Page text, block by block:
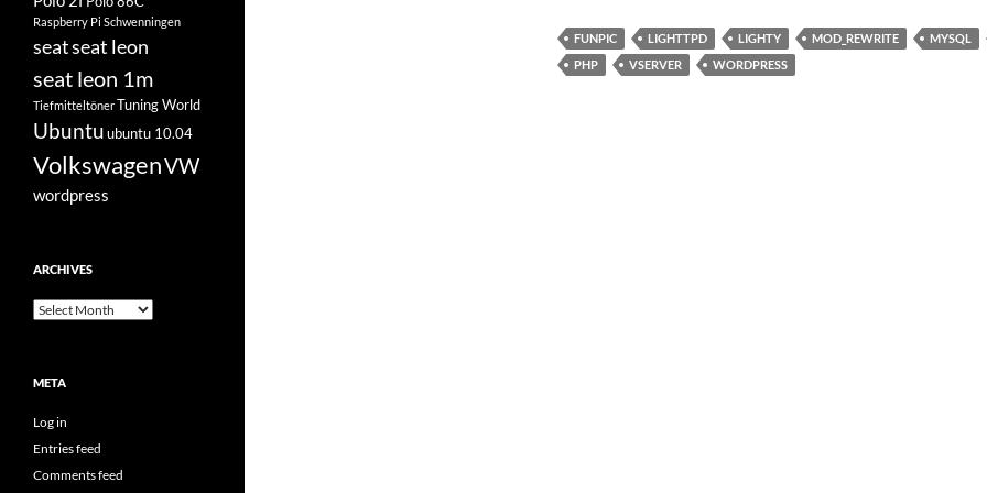
FUNPIC LIGHTTPD LIGHTY MOD_REWRITE MYSQL
PHP
VSERVER WORDPRESS
Raspberry Pi Schwenningen
seatseat leon
seat leon 1m
TiefmitteltönerTuning World
Ubuntuubuntu 10.04
VolkswagenVW
wordpress
ARCHIVES
Archives
META
Log in
Entries feed
Comments feed